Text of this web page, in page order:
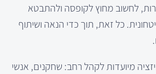
לחשוב מחוץ לקופסה ולהתבטא
כל זאת, תוך כדי הנאה ושיתוף
מיועדות לקהל רחב: שחקנים, אנשי